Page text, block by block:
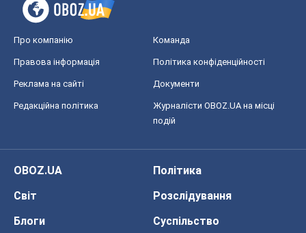
Про компанію Команда
Правова інформація Політика конфіденційності
Реклама на сайті Документи
Редакційна політика
Журналісти OBOZ.UA на місці
подій
OBOZ.UA
Політика
Світ
Розслідування
Блоги
Суспільство